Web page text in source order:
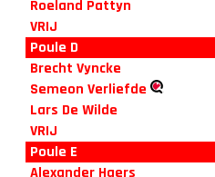
Roeland Pattyn
VRIJ
Poule D
Brecht Vyncke
Semeon Verliefde
Lars De Wilde
VRIJ
Poule E
Alexander Haers